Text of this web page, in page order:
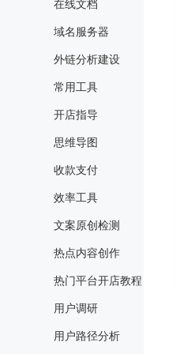
在线文档
域名服务器
外链分析建设
常用工具
开店指导
思维导图
收款支付
效率工具
文案原创检测
热点内容创作
热门平台开店教程
用户调研
用户路径分析